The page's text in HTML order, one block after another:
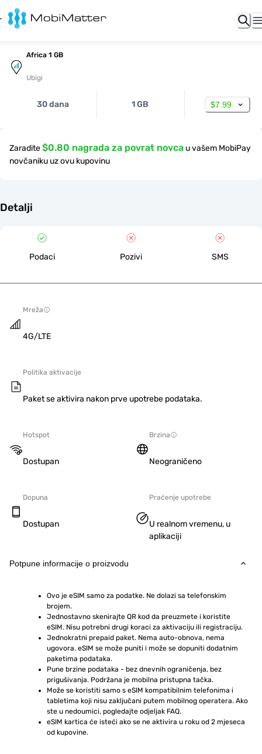
Africa 1 GB
Ubigi
30 dana 1 GB $7.99
Zaradite$0.80 nagrada za povrat novca u vašem MobiPay
novčaniku uz ovu kupovinu
Detalji
Podaci Pozivi SMS
Mreža
4G/LTE
Politika aktivacije
Paket se aktivira nakon prve upotrebe podataka.
Hotspot
Dostupan
Brzina
Neograničeno
Dopuna
Dostupan
Praćenje upotrebe
U realnom vremenu, u
aplikaciji
Potpune informacije o proizvodu
Ovo je eSIM samo za podatke. Ne dolazi sa telefonskim
brojem.
Jednostavno skenirajte QR kod da preuzmete i koristite
eSIM. Nisu potrebni drugi koraci za aktivaciju ili registraciju.
Jednokratni prepaid paket. Nema auto-obnova, nema
ugovora. eSIM se može puniti i može se dopuniti dodatnim
paketima podataka.
Pune brzine podataka - bez dnevnih ograničenja, bez
prigušivanja. Podržana je mobilna pristupna tačka.
Može se koristiti samo s eSIM kompatibilnim telefonima i
tabletima koji nisu zaključani putem mobilnog operatera. Ako
ste u nedoumici, pogledajte odjeljak FAQ.
eSIM kartica će isteći ako se ne aktivira u roku od 2 mjeseca
od kupovine.